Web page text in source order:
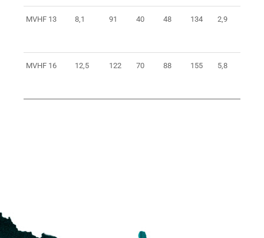
MVHF 13 8,1 91 40 48 134 2,9
MVHF 16 12,5 122 70 88 155 5,8